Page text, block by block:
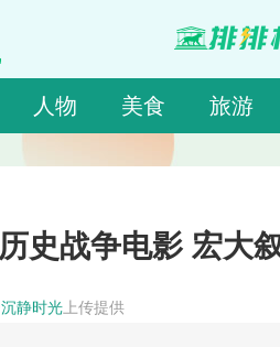
人物 美食 旅游
史战争电影 宏大
沉静时光上传提供